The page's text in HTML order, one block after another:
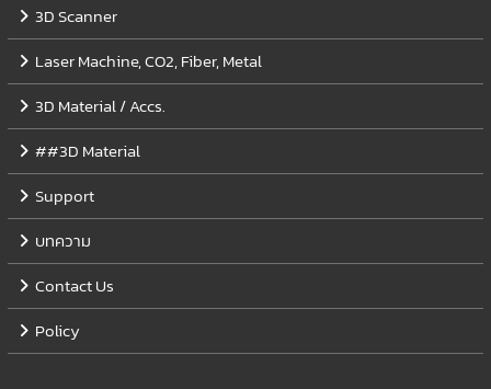
นำประแจ 6 เหลี่ยม มาขัน ปลดล็อค ตำแหน่งดังรูป
ปรับระยะของ Red dot ให้เข้าหากันมากที่สุด
3D Scanner
Laser Machine, CO2, Fiber, Metal
3D Material / Accs.
##3D Material
Support
บทความ
Contact Us
Policy